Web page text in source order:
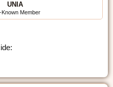
UNIA
Known Member